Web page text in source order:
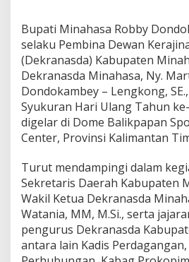
a
T
P
P
K
K
H
a
d
r
i
S
y
u
k
u
Bupati Minahasa Robby
selaku Pembina Dewan
(Dekranasda) Kabupaten
Dekranasda Minahasa, Ny.
Dondokambey – Lengkong,
Syukuran Hari Ulang Tahun
digelar di Dome Balikpapan
Center, Provinsi Kalimantan
Turut mendampingi dalam
Sekretaris Daerah Kabupaten
Wakil Ketua Dekranasda
Watania, MM, M.Si., serta
pengurus Dekranasda
antara lain Kadis Perdagangan,